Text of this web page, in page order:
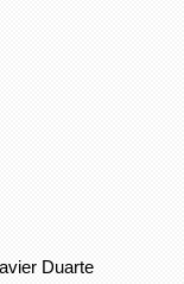
Duarte